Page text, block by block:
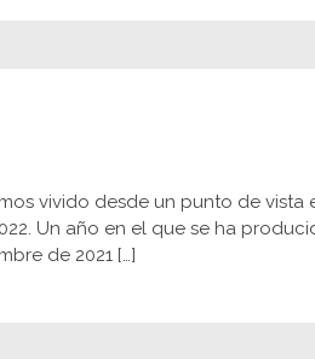
vivido desde un punto de vista
Un año en el que se ha
de 2021 […]